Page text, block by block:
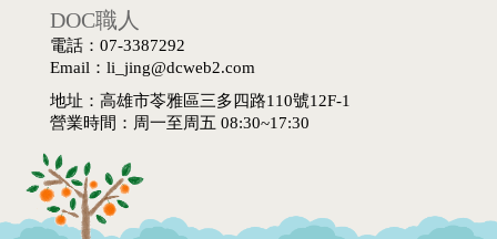
DOC職人
電話：07-3387292
Email：li_jing@dcweb2.com
地址：高雄市苓雅區三多四路110號12F-1
營業時間：周一至周五 08:30~17:30